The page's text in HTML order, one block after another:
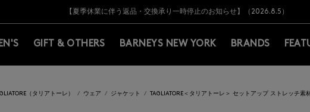
様も対象！＜MY BARNEYS＞会員のお客様は11,000円（税込）以上のお買上げで常時送料無料
【夏季休業に伴う出荷一時停止のお知らせ】(2026.8.7)
【オンラインストア カスタマーセンター夏季休業に関するお知らせ】（2026.8.7）
【夏季休業に伴う返品・交換承り一時停止のお知らせ】（2026.8.5）
熊本県を中心とした地震の影響によるお荷物のお届けについて
【開催中】SUMMER SALEのご案内・ご注意事項
様も対象！＜MY BARNEYS＞会員のお客様は11,000円（税込）以上のお買上げで常時送料無料
【夏季休業に伴う出荷一時停止のお知らせ】(2026.8.7)
GIFT & OTHERS BARNEYS NEW YORK BRANDS
（タリアトーレ） ウェア ジャケット TAGLIATORE＜タリアトーレ＞ セットアップ ストレッチ